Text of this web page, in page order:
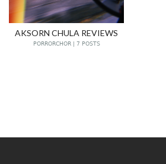
AKSORN CHULA REVIEWS
PORRORCHOR | 7 POSTS